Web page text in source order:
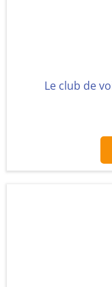
Le club de